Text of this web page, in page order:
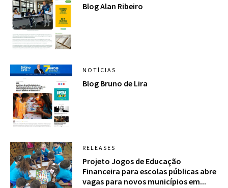
Blog Alan Ribeiro
NOTÍCIAS
Blog Bruno de Lira
RELEASES
Projeto Jogos de Educação
Financeira para escolas públicas abre
vagas para novos municípios em...